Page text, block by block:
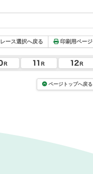
レース選択へ戻る 印刷用ページ
ページトップへ戻る